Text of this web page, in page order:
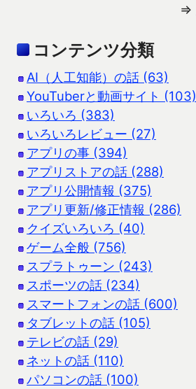
⇒
コンテンツ分類
AI（人工知能）の話 (63)
YouTuberと動画サイト (103)
いろいろ (383)
いろいろレビュー (27)
アプリの事 (394)
アプリストアの話 (288)
アプリ公開情報 (375)
アプリ更新/修正情報 (286)
クイズいろいろ (40)
ゲーム全般 (756)
スプラトゥーン (243)
スポーツの話 (234)
スマートフォンの話 (600)
タブレットの話 (105)
テレビの話 (29)
ネットの話 (110)
パソコンの話 (100)